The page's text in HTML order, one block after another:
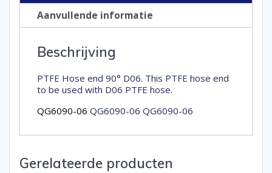
Aanvullende informatie
Beschrijving
PTFE Hose end 90° D06. This PTFE hose end
to be used with D06 PTFE hose.
QG6090-06 QG6090-06 QG6090-06
Gerelateerde producten